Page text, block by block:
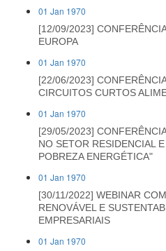
01 Jan 1970
[12/09/2023]
EUROPA
01 Jan 1970
[22/06/2023]
CIRCUITOS CURTOS
01 Jan 1970
[29/05/2023]
NO SETOR RESIDENCIAL
POBREZA ENERGÉTICA"
01 Jan 1970
[30/11/2022] WEBINAR
RENOVÁVEL E
EMPRESARIAIS
01 Jan 1970